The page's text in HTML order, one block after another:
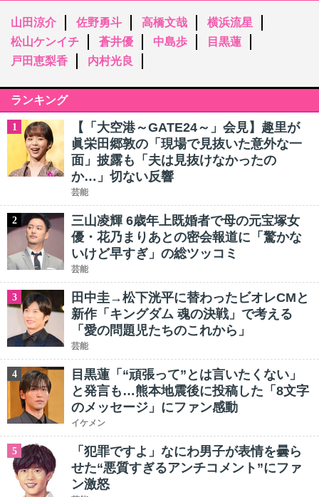
山田涼介 佐野勇斗 高橋文哉
横浜流星
松山ケンイチ
蒼井優 中島歩
目黒蓮
戸田恵梨香
内村光良
ランキング
1
【「大空港～GATE24～」会見】趣里が
眞栄田郷敦の「現場で見抜いた意外な一
面」披露も「夫は見抜けなかったの
か…」切ない反響
芸能
2
三山凌輝 6歳年上既婚者で母の元宝塚女
優・花乃まりあとの密会報道に「驚かな
いけど早すぎ」の総ツッコミ
芸能
3
田中圭→松下洸平に替わったビオレCMと
新作「キングダム 魂の決戦」で考える
「愛の問題児たちのこれから」
芸能
4
目黒蓮「“頑張って”とは言いたくない」
と発言も…熊本地震後に投稿した「8文字
のメッセージ」にファン感動
イケメン
5
「犯罪ですよ」なにわ男子が表情を曇ら
せた“悪質すぎるアンチコメント”にファ
ン激怒